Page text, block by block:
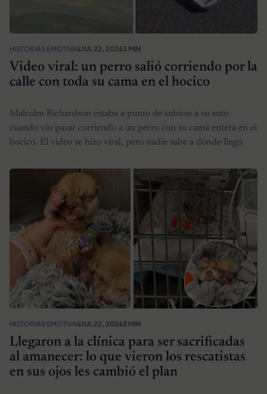
HISTORIAS EMOTIVASJUL 22, 20263 MIN
Video viral: un perro salió corriendo por la
calle con toda su cama en el hocico
Malcolm Richardson estaba a punto de subirse a su auto
cuando vio pasar corriendo a un perro con su cama entera en el
hocico. El video se hizo viral, pero nadie sabe a dónde llegó.
HISTORIAS EMOTIVASJUL 22, 20263 MIN
Llegaron a la clínica para ser sacrificadas
al amanecer: lo que vieron los rescatistas
en sus ojos les cambió el plan